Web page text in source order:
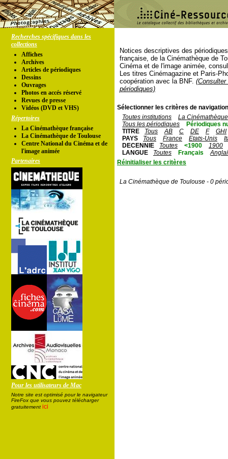
Recherches spécifiques dans les
collections
Affiches
Archives
Articles de périodiques
Dessins
Ouvrages
Photos en accés réservé
Revues de presse
Vidéos (DVD et VHS)
Répertoires
La Cinémathèque française
La Cinémathèque de Toulouse
Centre National du Cinéma et de
l'image animée
Partenaires
Pour les utilisateurs de Mac
Notre site est optimisé pour le navigateur
FireFox que vous pouvez télécharger
gratuitement ici
Notices descriptives des
française, de la Cinémathèque de
Cinéma et de l'image animée,
Les titres Cinémagazine et Paris-
coopération avec la BNF.
périodiques)
Sélectionner les critères de
Toutes institutions
La
Tous les périodiques
Périodiques
TITRE
Tous AB C DE F
GHI
PAYS
Tous France Etats-Unis
DECENNIE
Toutes <1900
1900
LANGUE
Toutes Français
Réinitialiser les critères
La Cinémathèque de Toulouse - 0